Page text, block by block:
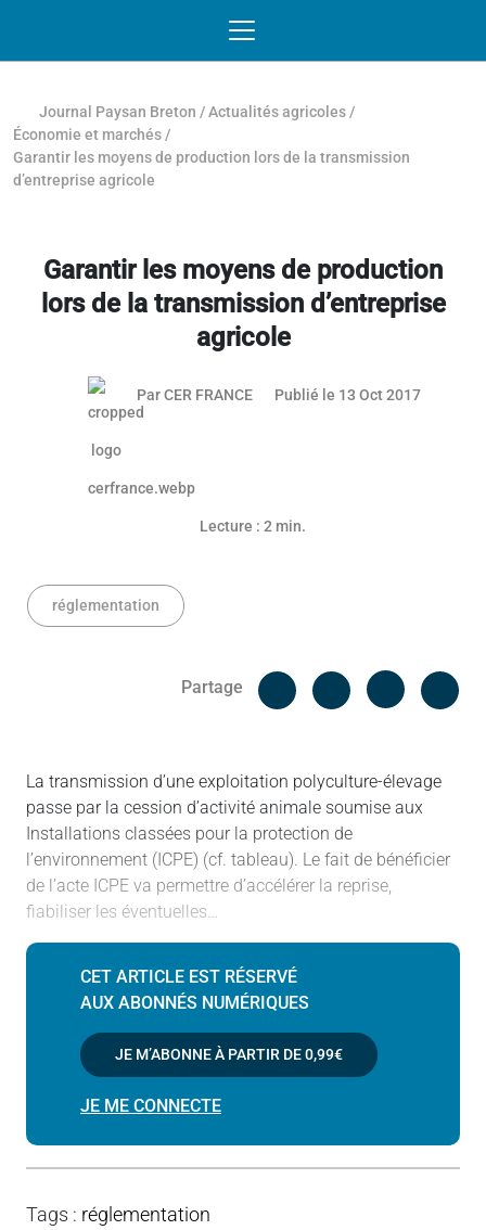
Journal Paysan Breton /Actualités agricoles /
Économie et marchés /
Garantir les moyens de production lors de la transmission
d’entreprise agricole
Garantir les moyens de production
lors de la transmission d’entreprise
agricole
Article réservé aux abonnés
ParCER FRANCE Publié le 13 Oct 2017
Lecture : 2 min.
réglementation
Partage
Facebook
La transmission d’une exploitation polyculture-élevage
passe par la cession d’activité animale soumise aux
Installations classées pour la protection de
l’environnement (ICPE) (cf. tableau). Le fait de bénéficier
de l’acte ICPE va permettre d’accélérer la reprise,
fiabiliser les éventuelles…
CET ARTICLE EST RÉSERVÉ
AUX ABONNÉS NUMÉRIQUES
JE M’ABONNE À PARTIR DE0,99€
JE ME CONNECTE
Tags : réglementation